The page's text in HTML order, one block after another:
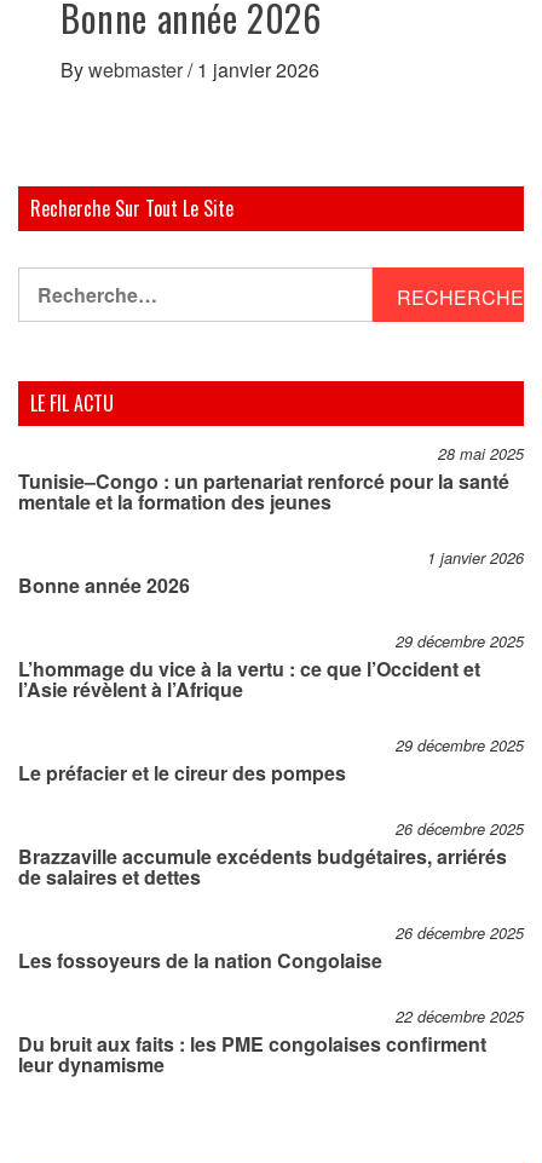
Bonne année 2026
Bywebmaster/ 1 janvier 2026
Recherche Sur Tout Le Site
LE FIL ACTU
28 mai 2025
Tunisie–Congo : un partenariat renforcé pour la santé
mentale et la formation des jeunes
1 janvier 2026
Bonne année 2026
29 décembre 2025
L’hommage du vice à la vertu : ce que l’Occident et
l’Asie révèlent à l’Afrique
29 décembre 2025
Le préfacier et le cireur des pompes
26 décembre 2025
Brazzaville accumule excédents budgétaires, arriérés
de salaires et dettes
26 décembre 2025
Les fossoyeurs de la nation Congolaise
22 décembre 2025
Du bruit aux faits : les PME congolaises confirment
leur dynamisme